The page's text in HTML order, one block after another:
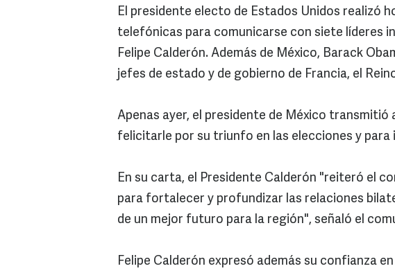
El presidente electo de Estados Unidos realizó
telefónicas para comunicarse con siete líderes
Felipe Calderón. Además de México, Barack
jefes de estado y de gobierno de Francia, el
Apenas ayer, el presidente de México transmitió
felicitarle por su triunfo en las elecciones y para
En su carta, el Presidente Calderón "reiteró el
para fortalecer y profundizar las relaciones
de un mejor futuro para la región", señaló el
Felipe Calderón expresó además su confianza